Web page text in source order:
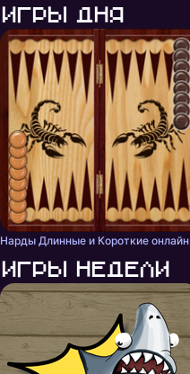
Игры дня
Нарды Длинные и Короткие онлайн
Игры недели